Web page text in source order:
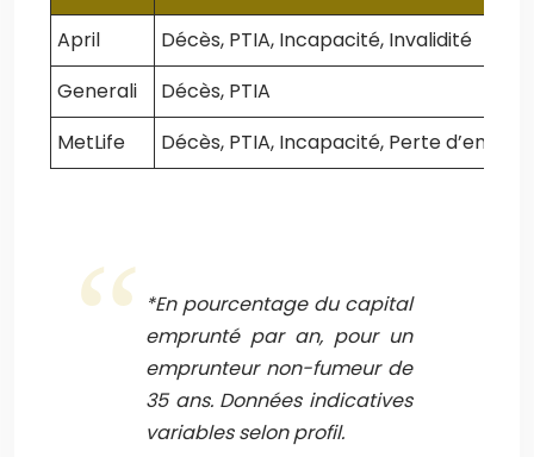
April
Décès, PTIA, Incapacité, Invalidité
Generali
Décès, PTIA
MetLife
Décès, PTIA, Incapacité, Perte d’emploi
*En pourcentage du capital
emprunté par an, pour un
emprunteur non-fumeur de
35 ans. Données indicatives
variables selon profil.